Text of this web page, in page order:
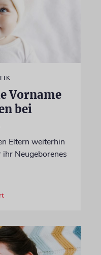
Vorname
bei
Eltern weiterhin
Neugeborenes